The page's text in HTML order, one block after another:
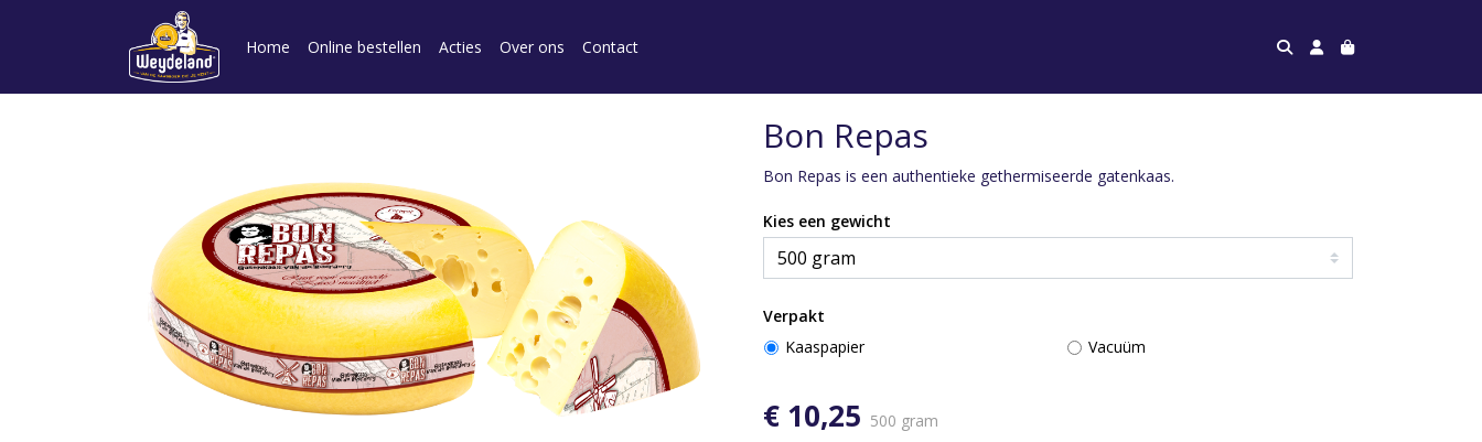
Home Online bestellen Acties Over ons Contact
Bon Repas
Bon Repas is een authentieke gethermiseerde gatenkaas.
Kies een gewicht
Verpakt
Kaaspapier
Vacuüm
€ 10,25 500 gram